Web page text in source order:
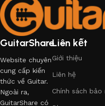
GuitarShare
Website chuyên
cung cấp kiến
thức về Guitar.
Ngoài ra,
GuitarShare có
Liên kết
Giới thiệu
Liên hệ
Chính sách bảo